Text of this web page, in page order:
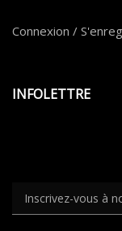
Connexion /
INFOLETTRE